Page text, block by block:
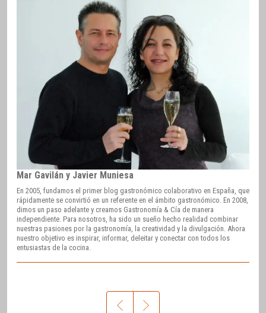
Mar Gavilán y Javier Muniesa
En 2005, fundamos el primer blog gastronómico colaborativo en España, que
rápidamente se convirtió en un referente en el ámbito gastronómico. En 2008,
dimos un paso adelante y creamos Gastronomía & Cía de manera
independiente. Para nosotros, ha sido un sueño hecho realidad combinar
nuestras pasiones por la gastronomía, la creatividad y la divulgación. Ahora
nuestro objetivo es inspirar, informar, deleitar y conectar con todos los
entusiastas de la cocina.